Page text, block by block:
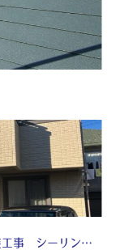
名古屋 守山区 外壁塗装工事 付帯部塗装工事 シーリング工事 ♢